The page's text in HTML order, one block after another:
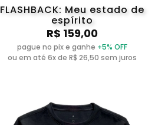
FLASHBACK: Meu estado de
espírito
R$ 159,00
pague no pix e ganhe +5% OFF
ou em até 6x de R$ 26,50 sem juros